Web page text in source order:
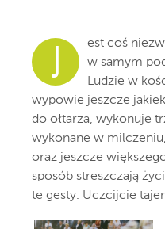
J
est coś
w samym
Ludzie w
wypowie jeszcze
do ołtarza, wykonuje
wykonane w
oraz jeszcze
sposób streszczają
te gesty. Uczcijcie